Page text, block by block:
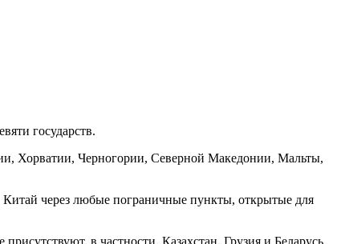
государств.
Хорватии, Черногории, Северной Македонии, Мальты,
Китай через любые пограничные пункты, открытые для
в частности, Казахстан, Грузия и Беларусь.